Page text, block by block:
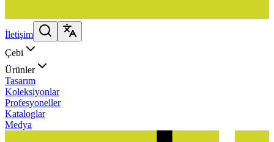
İletişim
Çebi
Ürünler
Tasarım
Koleksiyonlar
Profesyoneller
Kataloglar
Medya